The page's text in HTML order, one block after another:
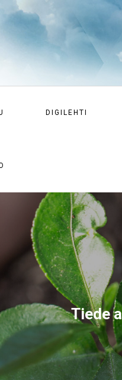
DIGILEHTI
Tiede